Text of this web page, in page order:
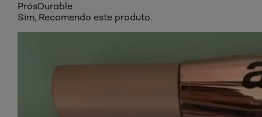
PrósDurable
Sim, Recomendo este produto.